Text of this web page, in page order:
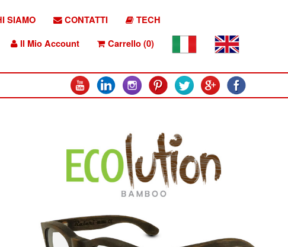
SIAMO CONTATTI
TECH
Il Mio Account
Carrello (0)